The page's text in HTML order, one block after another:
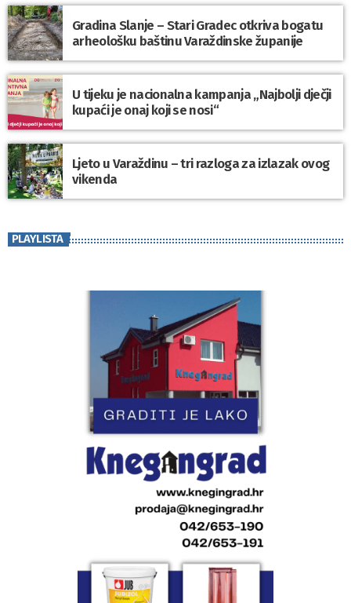
Gradina Slanje – Stari Gradec otkriva bogatu
arheološku baštinu Varaždinske županije
U tijeku je nacionalna kampanja „Najbolji dječji
kupaći je onaj koji se nosi“
Ljeto u Varaždinu – tri razloga za izlazak ovog
vikenda
PLAYLISTA